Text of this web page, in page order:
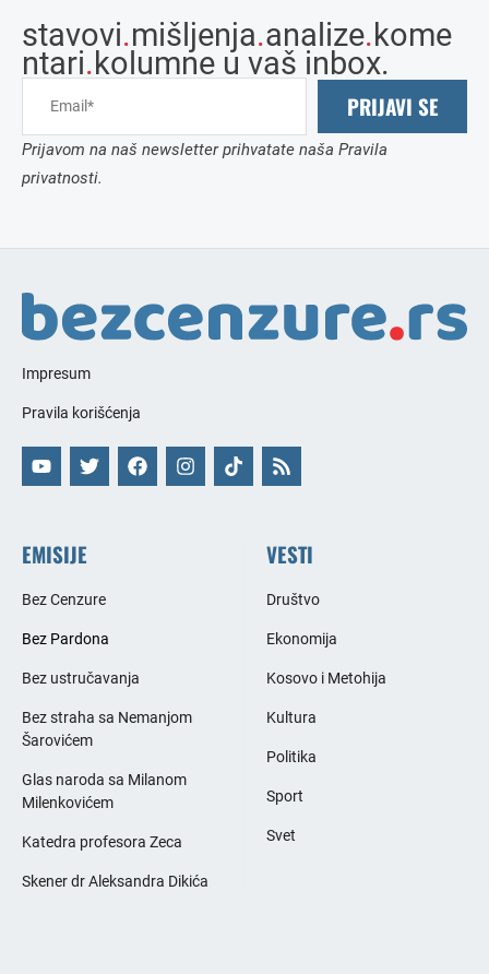
stavovi.mišljenja.analize.kome
ntari.kolumne u vaš inbox.
PRIJAVI SE
Prijavom na naš newsletter prihvatate naša Pravila
privatnosti.
Impresum
Pravila korišćenja
EMISIJE
Bez Cenzure
Bez Pardona
Bez ustručavanja
Bez straha sa Nemanjom
Šarovićem
Glas naroda sa Milanom
Milenkovićem
Katedra profesora Zeca
Skener dr Aleksandra Dikića
VESTI
Društvo
Ekonomija
Kosovo i Metohija
Kultura
Politika
Sport
Svet